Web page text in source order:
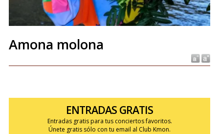
Amona molona
ENTRADAS GRATIS
Entradas gratis para tus conciertos favoritos.
Únete gratis sólo con tu email al Club Kmon.